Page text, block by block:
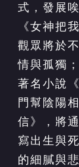
式，發展
《女神把
觀眾將於
情與孤獨
著名小說
門幫陰陽
信》，將
寫出生與
的細膩與